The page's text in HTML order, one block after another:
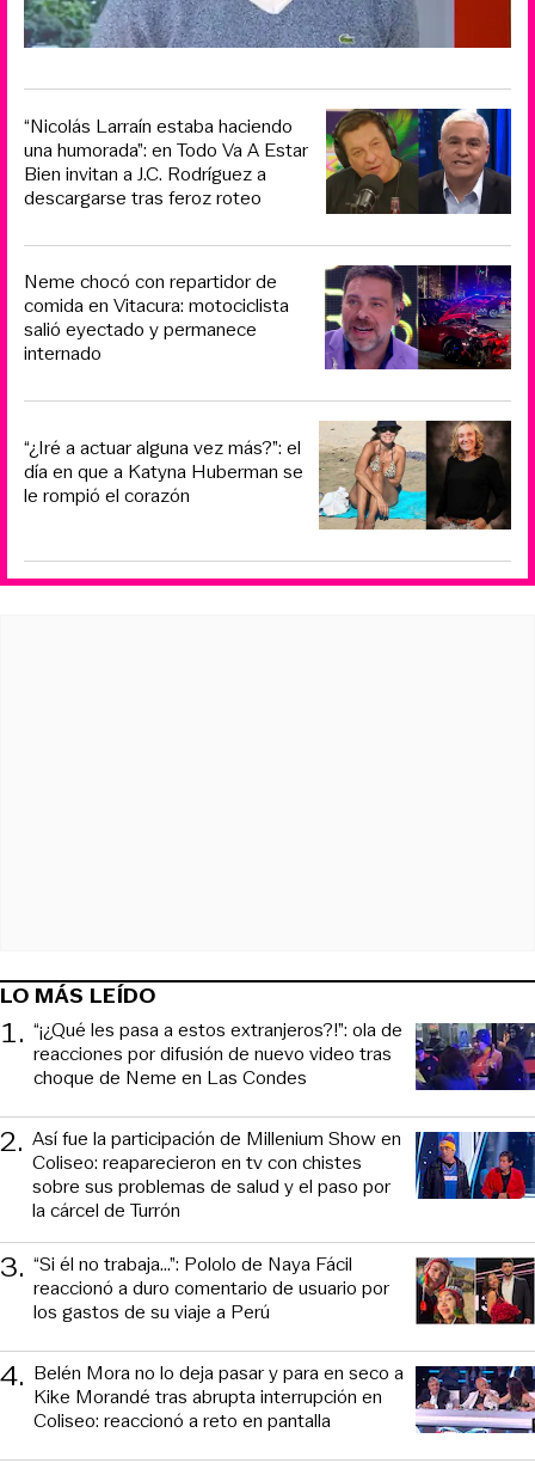
“Nicolás Larraín estaba haciendo
una humorada”: en Todo Va A Estar
Bien invitan a J.C. Rodríguez a
descargarse tras feroz roteo
Neme chocó con repartidor de
comida en Vitacura: motociclista
salió eyectado y permanece
internado
“¿Iré a actuar alguna vez más?”: el
día en que a Katyna Huberman se
le rompió el corazón
LO MÁS LEÍDO
1. “¡¿Qué les pasa a estos extranjeros?!”: ola de
reacciones por difusión de nuevo video tras
choque de Neme en Las Condes
2. Así fue la participación de Millenium Show en
Coliseo: reaparecieron en tv con chistes
sobre sus problemas de salud y el paso por
la cárcel de Turrón
3. “Si él no trabaja…”: Pololo de Naya Fácil
reaccionó a duro comentario de usuario por
los gastos de su viaje a Perú
4. Belén Mora no lo deja pasar y para en seco a
Kike Morandé tras abrupta interrupción en
Coliseo: reaccionó a reto en pantalla